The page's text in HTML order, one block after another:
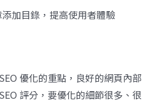
加目錄，提高使用者體驗
優化的重點，良好的網頁內部
評分，要優化的細節很多、很